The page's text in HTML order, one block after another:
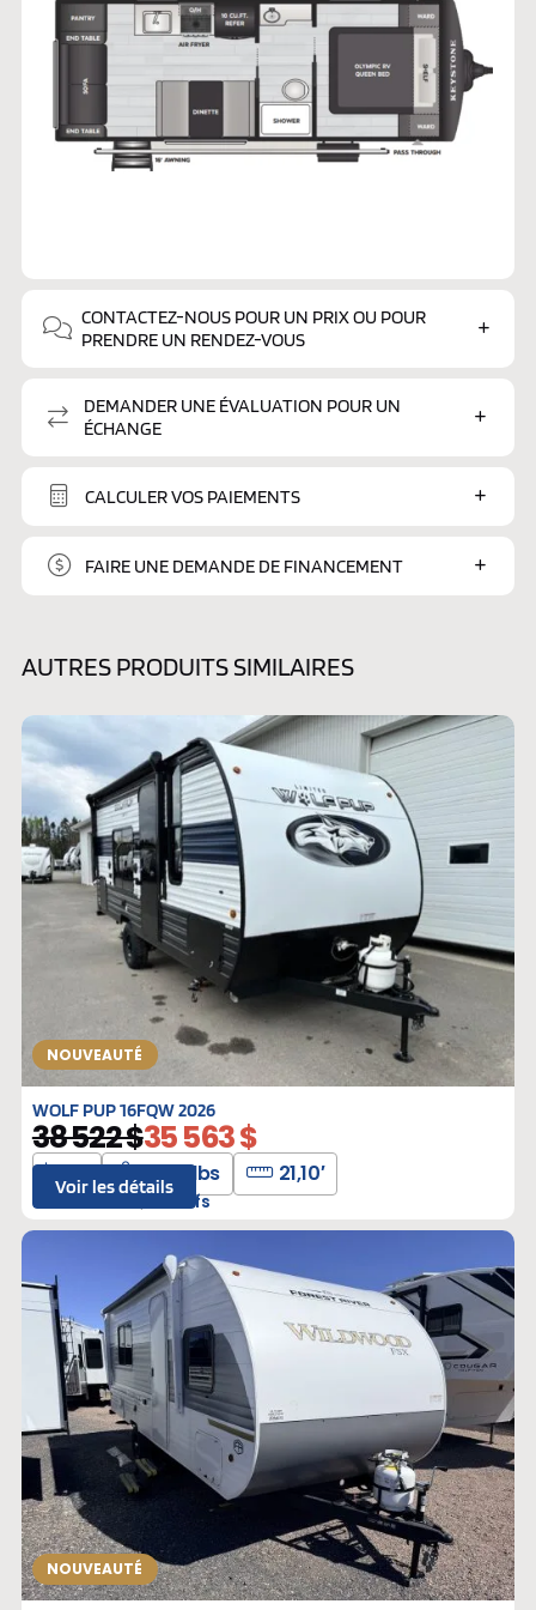
CONTACTEZ-NOUS POUR UN PRIX OU POUR
PRENDRE UN RENDEZ-VOUS
DEMANDER UNE ÉVALUATION POUR UN
ÉCHANGE
CALCULER VOS PAIEMENTS
FAIRE UNE DEMANDE DE FINANCEMENT
AUTRES PRODUITS SIMILAIRES
NOUVEAUTÉ
WOLF PUP 16FQW 2026
38 522 $35 563 $
3 3619 lbs 21,10′
F-040244 Neufs
Voir les détails
NOUVEAUTÉ